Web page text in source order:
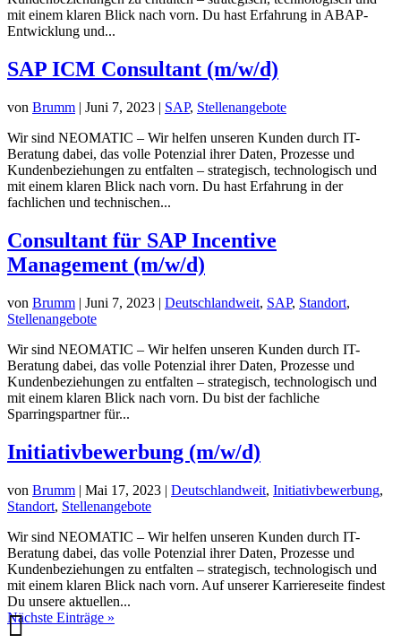
mit einem klaren Blick nach vorn. Du hast Erfahrung in ABAP-
Entwicklung und...
SAP ICM Consultant (m/w/d)
von Brumm | Juni 7, 2023 | SAP, Stellenangebote
Wir sind NEOMATIC – Wir helfen unseren Kunden durch IT-
Beratung dabei, das volle Potenzial ihrer Daten, Prozesse und
Kundenbeziehungen zu entfalten – strategisch, technologisch und
mit einem klaren Blick nach vorn. Du hast Erfahrung in der
fachlichen und technischen...
Consultant für SAP Incentive
Management (m/w/d)
von Brumm | Juni 7, 2023 | Deutschlandweit, SAP, Standort,
Stellenangebote
Wir sind NEOMATIC – Wir helfen unseren Kunden durch IT-
Beratung dabei, das volle Potenzial ihrer Daten, Prozesse und
Kundenbeziehungen zu entfalten – strategisch, technologisch und
mit einem klaren Blick nach vorn. Du bist der fachliche
Sparringspartner für...
Initiativbewerbung (m/w/d)
von Brumm | Mai 17, 2023 | Deutschlandweit, Initiativbewerbung,
Standort, Stellenangebote
Wir sind NEOMATIC – Wir helfen unseren Kunden durch IT-
Beratung dabei, das volle Potenzial ihrer Daten, Prozesse und
Kundenbeziehungen zu entfalten – strategisch, technologisch und
mit einem klaren Blick nach vorn. Auf unserer Karriereseite findest
Du unsere aktuellen...
Nächste Einträge »
